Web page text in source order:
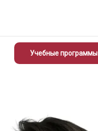
Учебные программы